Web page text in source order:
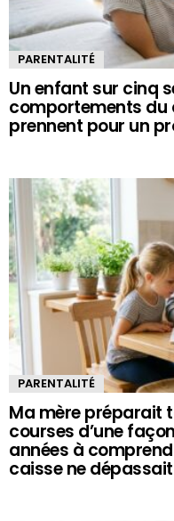
PARENTALITÉ
Un enfant sur cinq
comportements du
prennent pour un
PARENTALITÉ
Ma mère préparait
courses d’une
années à
caisse ne